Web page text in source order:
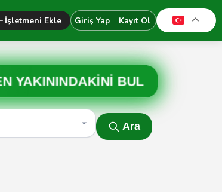
İşletmeni Ekle Giriş Yap Kayıt Ol
YAKININDAKİNİ BUL
Ara